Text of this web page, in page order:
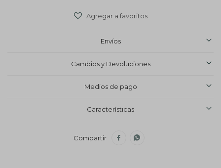
Envíos
Cambios y Devoluciones
Medios de pago
Características
 